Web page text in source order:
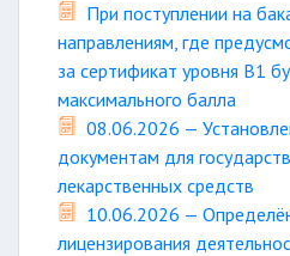
При поступлении на
направлениям, где
за сертификат уровня B1
максимального балла
08.06.2026 —
документам для
лекарственных средств
10.06.2026 —
лицензирования